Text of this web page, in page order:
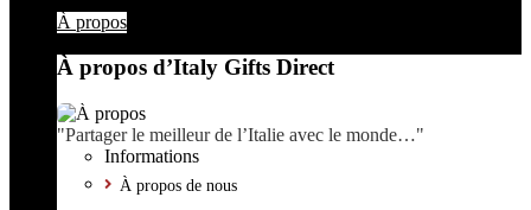
À propos
À propos d’Italy Gifts Direct
"Partager le meilleur de l’Italie avec le monde…"
Informations
À propos de nous